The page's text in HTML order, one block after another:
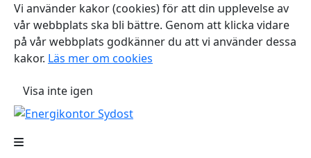
Vi använder kakor (cookies) för att din upplevelse av
vår webbplats ska bli bättre. Genom att klicka vidare
på vår webbplats godkänner du att vi använder dessa
kakor. Läs mer om cookies
Visa inte igen